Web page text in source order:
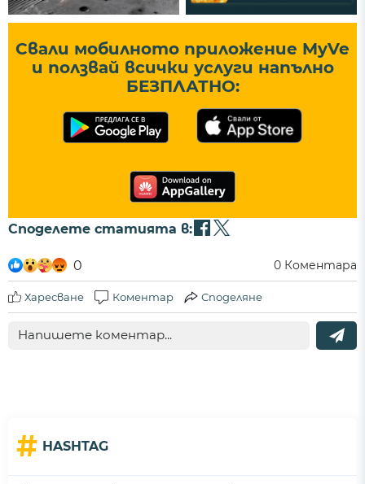
Свали мобилното приложение MyVe
и ползвай всички услуги напълно
БЕЗПЛАТНО:
Споделете статията в:
0 0 Коментара
Харесване Коментар Споделяне
# HASHTAG